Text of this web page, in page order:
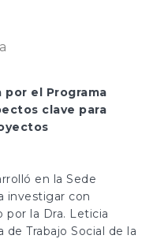
el Programa
clave para
en la Sede
investigar con
por la Dra. Leticia
Trabajo Social de la